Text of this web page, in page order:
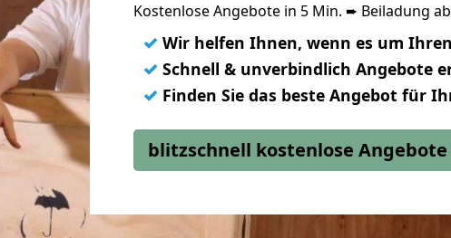
Kostenlose Angebote in 5 Min. ➨ Beiladung
✓ Wir helfen Ihnen, wenn es um
✓ Schnell & unverbindlich Angebote
✓ Finden Sie das beste Angebot für
blitzschnell kostenlose